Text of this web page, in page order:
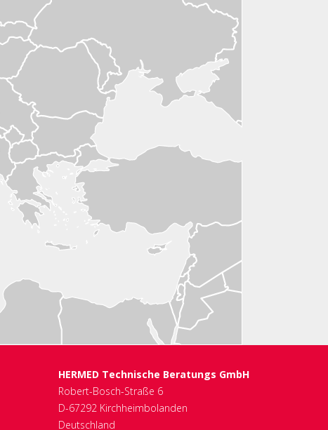
HERMED Technische Beratungs GmbH
Robert-Bosch-Straße 6
D-67292 Kirchheimbolanden
Deutschland